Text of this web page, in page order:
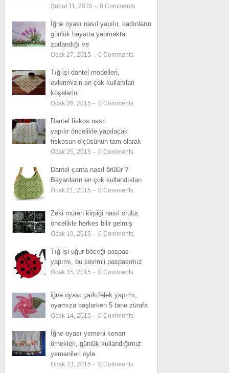
Şubat 11, 2015 - 0 Comments
İğne oyası nasıl yapılır, kadınların
günlük hayatta yapmakta
zorlandığı ve
Ocak 27, 2015 - 0 Comments
Tığ işi dantel modelleri,
evlerimizin en çok kullanılan
köşelerini
Ocak 26, 2015 - 0 Comments
Dantel fiskos nasıl
yapılır öncelikle yapılacak
fiskosun ölçüsünün tam olarak
Ocak 25, 2015 - 0 Comments
Dantel çanta nasıl örülür ?
Bayanların en çok kullandıkları
Ocak 21, 2015 - 0 Comments
Zeki müren kirpiği nasıl örülür,
öncelikle herkes bilir gelmiş
Ocak 19, 2015 - 0 Comments
Tığ işi uğur böceği paspas
yapımı, bu sevimli paspasımız
Ocak 15, 2015 - 0 Comments
iğne oyası çarkıfelek yapımı,
oyamıza başlarken 5 tane zürafa
Ocak 14, 2015 - 0 Comments
İğne oyası yemeni kenarı
örnekleri, günlük kullandığımız
yemenileri öyle
Ocak 13, 2015 - 0 Comments